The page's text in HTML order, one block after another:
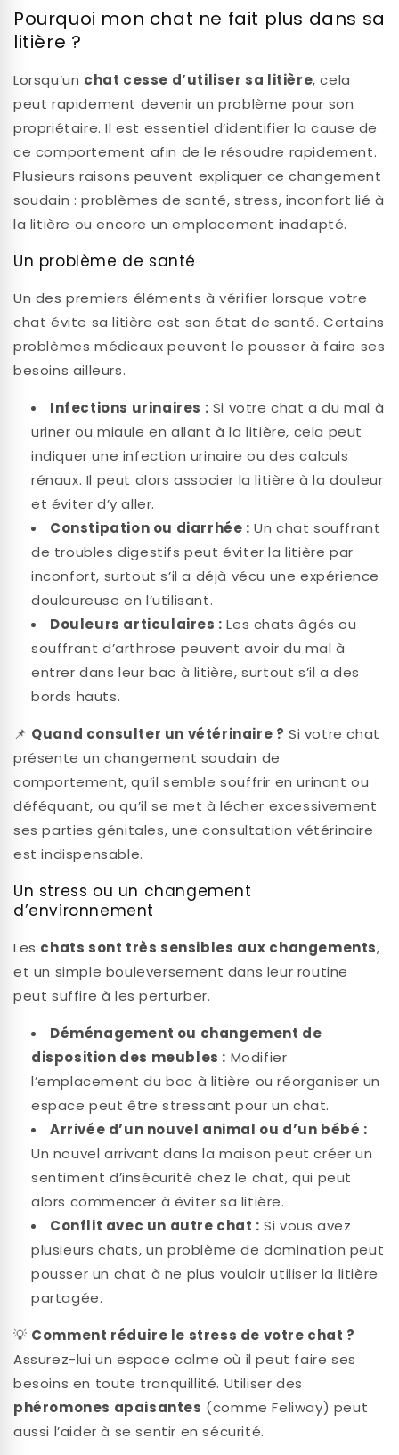
Pourquoi mon chat ne fait plus dans sa
litière ?
Lorsqu’un chat cesse d’utiliser sa litière, cela
peut rapidement devenir un problème pour son
propriétaire. Il est essentiel d’identifier la cause de
ce comportement afin de le résoudre rapidement.
Plusieurs raisons peuvent expliquer ce changement
soudain : problèmes de santé, stress, inconfort lié à
la litière ou encore un emplacement inadapté.
Un problème de santé
Un des premiers éléments à vérifier lorsque votre
chat évite sa litière est son état de santé. Certains
problèmes médicaux peuvent le pousser à faire ses
besoins ailleurs.
Infections urinaires : Si votre chat a du mal à
uriner ou miaule en allant à la litière, cela peut
indiquer une infection urinaire ou des calculs
rénaux. Il peut alors associer la litière à la douleur
et éviter d’y aller.
Constipation ou diarrhée : Un chat souffrant
de troubles digestifs peut éviter la litière par
inconfort, surtout s’il a déjà vécu une expérience
douloureuse en l’utilisant.
Douleurs articulaires : Les chats âgés ou
souffrant d’arthrose peuvent avoir du mal à
entrer dans leur bac à litière, surtout s’il a des
bords hauts.
📌 Quand consulter un vétérinaire ? Si votre chat
présente un changement soudain de
comportement, qu’il semble souffrir en urinant ou
déféquant, ou qu’il se met à lécher excessivement
ses parties génitales, une consultation vétérinaire
est indispensable.
Un stress ou un changement
d’environnement
Les chats sont très sensibles aux changements,
et un simple bouleversement dans leur routine
peut suffire à les perturber.
Déménagement ou changement de
disposition des meubles : Modifier
l’emplacement du bac à litière ou réorganiser un
espace peut être stressant pour un chat.
Arrivée d’un nouvel animal ou d’un bébé :
Un nouvel arrivant dans la maison peut créer un
sentiment d’insécurité chez le chat, qui peut
alors commencer à éviter sa litière.
Conflit avec un autre chat : Si vous avez
plusieurs chats, un problème de domination peut
pousser un chat à ne plus vouloir utiliser la litière
partagée.
💡 Comment réduire le stress de votre chat ?
Assurez-lui un espace calme où il peut faire ses
besoins en toute tranquillité. Utiliser des
phéromones apaisantes (comme Feliway) peut
aussi l’aider à se sentir en sécurité.